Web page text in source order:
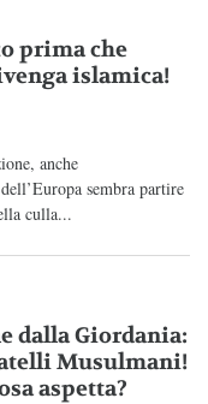
prima che
islamica!
anche
sembra partire
culla...
dalla Giordania:
Musulmani!
aspetta?